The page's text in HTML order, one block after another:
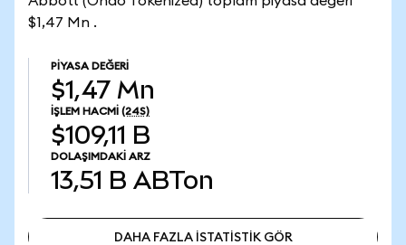
$1,47 Mn .
PIYASA DEĞERI
$1,47 Mn
İŞLEM HACMI (24S)
$109,11 B
DOLAŞIMDAKI ARZ
13,51 B ABTon
DAHA FAZLA İSTATİSTİK GÖR